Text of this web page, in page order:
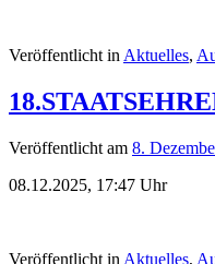
Veröffentlicht in Aktuelles,
Veröffentlicht am 8.
08.12.2025, 17:47 Uhr
Veröffentlicht in Aktuelles,